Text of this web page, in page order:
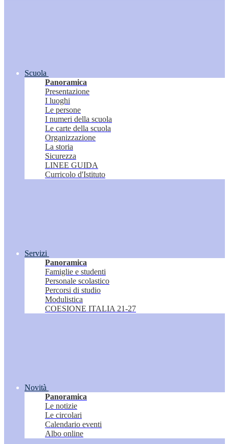
Scuola
Panoramica
Presentazione
I luoghi
Le persone
I numeri della scuola
Le carte della scuola
Organizzazione
La storia
Sicurezza
LINEE GUIDA
Curricolo d'Istituto
Servizi
Panoramica
Famiglie e studenti
Personale scolastico
Percorsi di studio
Modulistica
COESIONE ITALIA 21-27
Novità
Panoramica
Le notizie
Le circolari
Calendario eventi
Albo online